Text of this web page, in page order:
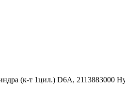
(к-т 1цил.) D6A, 2113883000